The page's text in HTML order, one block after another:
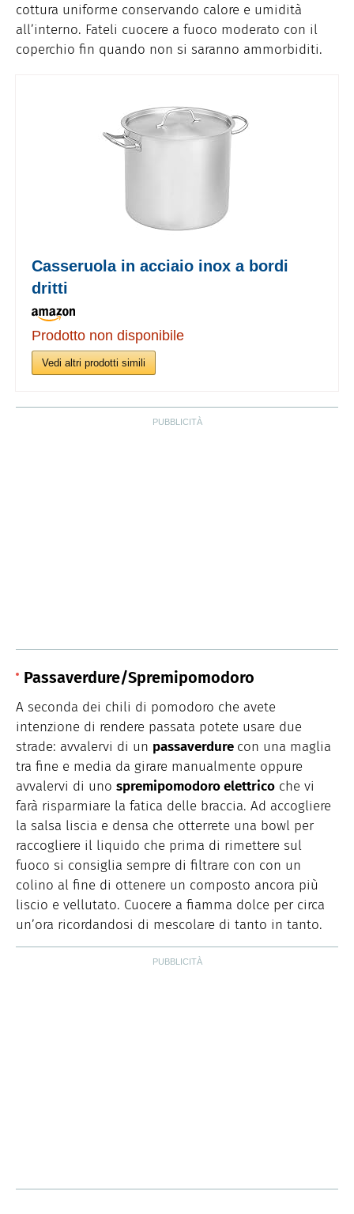
cottura uniforme conservando calore e umidità
all’interno. Fateli cuocere a fuoco moderato con il
coperchio fin quando non si saranno ammorbiditi.
Casseruola in acciaio inox a bordi
dritti
Prodotto non disponibile
Vedi altri prodotti simili
Passaverdure/Spremipomodoro
A seconda dei chili di pomodoro che avete
intenzione di rendere passata potete usare due
strade: avvalervi di un passaverdure con una maglia
tra fine e media da girare manualmente oppure
avvalervi di uno spremipomodoro elettrico che vi
farà risparmiare la fatica delle braccia. Ad accogliere
la salsa liscia e densa che otterrete una bowl per
raccogliere il liquido che prima di rimettere sul
fuoco si consiglia sempre di filtrare con con un
colino al fine di ottenere un composto ancora più
liscio e vellutato. Cuocere a fiamma dolce per circa
un’ora ricordandosi di mescolare di tanto in tanto.